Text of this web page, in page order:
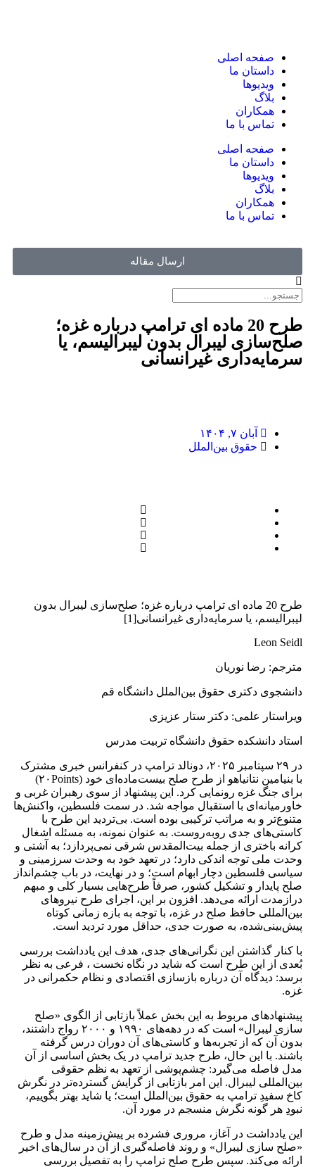
صفحه اصلی
داستان ما
ویدیوها
بلاگ
همکاران
تماس با ما
صفحه اصلی
داستان ما
ویدیوها
بلاگ
همکاران
تماس با ما
ارسال مقاله
طرح 20 ماده ای ترامپ درباره غزه؛
صلح‌سازی لیبرال بدون لیبرالیسم، یا
سرمایه‌داری غیرانسانی
آبان ۷, ۱۴۰۴
حقوق بین‌الملل
طرح 20 ماده ای ترامپ درباره غزه؛ صلح‌سازی لیبرال بدون
لیبرالیسم، یا سرمایه‌داری غیرانسانی[1]
Leon Seidl
مترجم: رضا نوریان
دانشجوی دکتری حقوق بین‌الملل دانشگاه قم
ویراستار علمی: دکتر ستار عزیزی
استاد دانشکده حقوق دانشگاه تربیت مدرس
در ۲۹ سپتامبر ۲۰۲۵، دونالد ترامپ در کنفرانس خبری مشترک
با بنیامین نتانیاهو از طرح صلح بیست‌ماده‌ای خود (۲۰Points)
برای جنگ غزه رونمایی کرد. این پیشنهاد از سوی رهبران غربی و
خاورمیانه‌ای با استقبال مواجه شد. در سمت فلسطین، واکنش‌ها
متنوع‌تر و به ‌مراتب ترکیبی بوده است. بی‌تردید این طرح با
کاستی‌های جدی روبه‌روست. به‌ عنوان نمونه، به مسئله اشغال
کرانه باختری از جمله بیت‌المقدس شرقی نمی‌پردازد؛ به آشتی و
وحدت ملی توجه اندکی دارد؛ در تعهد خود به وحدت سرزمینی و
سیاسی فلسطین دچار ابهام است؛ و در نهایت، در باب چشم‌انداز
صلح پایدار و تشکیل کشور، صرفاً طرح‌هایی بسیار کلی و مبهم
درازمدت ارائه می‌دهد. افزون بر این، اجرای طرح نیروهای
بین‌المللی حافظ صلح در غزه، با توجه به بازه زمانی کوتاه
پیش‌بینی‌شده، به صورت جدی، حداقل مورد تردید است.
با کنار گذاشتن این نگرانی‌های جدی، هدف این یادداشت بررسی
بُعدی از این طرح است که شاید در نگاه نخست ، فرعی به نظر
برسد: دیدگاه آن درباره بازسازی اقتصادی و نظام حکمرانی در
غزه.
پیشنهادهای مربوط به این بخش عملاً بازتابی از الگوی «صلح
سازی لیبرال» است که در دهه‌های ۱۹۹۰ و ۲۰۰۰ رواج داشتند،
بدون ‌آن ‌که از تجربه‌ها و کاستی‌های آن دوران درس گرفته
باشند. با این حال، طرح جدید ترامپ در یک بخش اساسی از آن
مدل فاصله می‌گیرد: چشم‌پوشی از تعهد به نظم حقوقی
بین‌المللی لیبرال. این امر بازتابی از گرایش گسترده‌تر در نگرش
کاخ سفیدِ ترامپ به حقوق بین‌الملل است؛ یا شاید بهتر بگوییم،
نبودِ هر گونه نگرش منسجم در مورد آن.
این یادداشت در آغاز، مروری فشرده بر پیش‌زمینه‌ مدل و طرح
«صلح ‌سازی لیبرال» و روند فاصله‌گیری از آن در سال‌های اخیر
ارائه می‌کند. سپس طرح صلح ترامپ را به تفصیل بررسی